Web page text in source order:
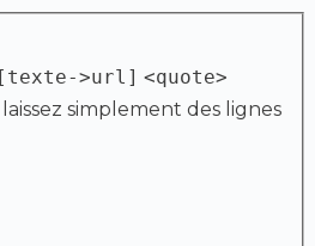
[texte->url] <quote>
simplement des lignes